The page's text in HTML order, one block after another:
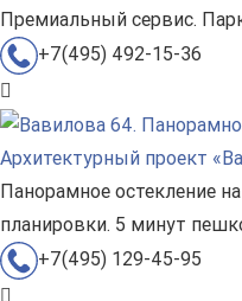
Премиальный сервис.
+7(495) 492-15-36
Архитектурный проект
Панорамное остекление
планировки. 5 минут
+7(495) 129-45-95